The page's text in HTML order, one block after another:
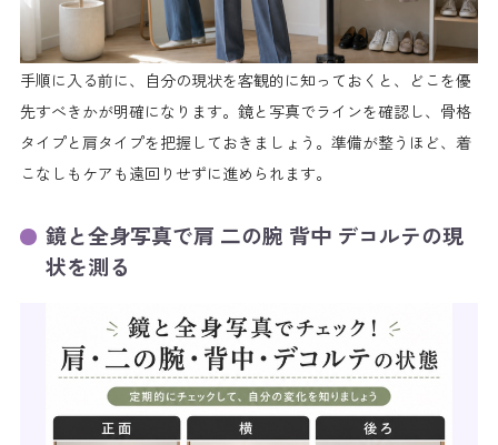
手順に入る前に、自分の現状を客観的に知っておくと、どこを優
先すべきかが明確になります。鏡と写真でラインを確認し、骨格
タイプと肩タイプを把握しておきましょう。準備が整うほど、着
こなしもケアも遠回りせずに進められます。
鏡と全身写真で肩 二の腕 背中 デコルテの現
状を測る